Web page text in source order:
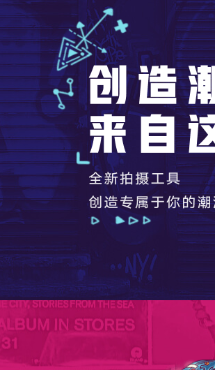
创造潮流来自这里
全新拍摄工具
创造专属于你的潮流